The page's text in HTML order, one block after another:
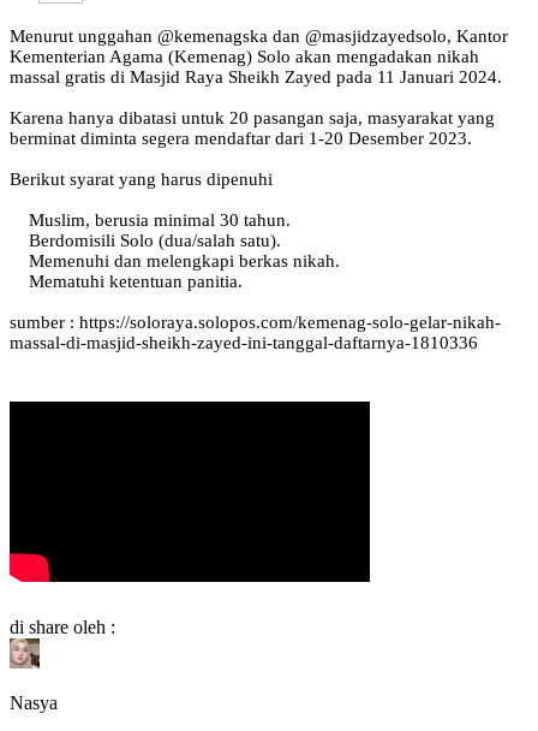
Menurut unggahan @kemenagska dan @masjidzayedsolo, Kantor
Kementerian Agama (Kemenag) Solo akan mengadakan nikah
massal gratis di Masjid Raya Sheikh Zayed pada 11 Januari 2024.
Karena hanya dibatasi untuk 20 pasangan saja, masyarakat yang
berminat diminta segera mendaftar dari 1-20 Desember 2023.
‌Berikut syarat yang harus dipenuhi
Muslim, berusia minimal 30 tahun.
Berdomisili Solo (dua/salah satu).
Memenuhi dan melengkapi berkas nikah.
Mematuhi ketentuan panitia.
sumber : https://soloraya.solopos.com/kemenag-solo-gelar-nikah-
massal-di-masjid-sheikh-zayed-ini-tanggal-daftarnya-1810336
di share oleh :
Nasya